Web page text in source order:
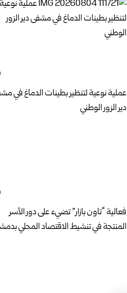
عملية نوعية لتنظير بطينات الدماغ في
دير الزور الوطني
فعالية “تاون بازار” تضيء على دور الأسر
المنتجة في تنشيط الاقتصاد المحلي